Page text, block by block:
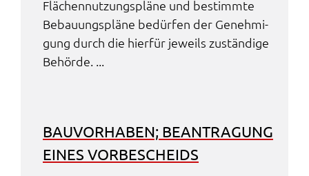
Flächen­nut­zungs­plä­ne und bestimm­te
Bebau­ungs­plä­ne bedür­fen der Geneh­mi­
gung durch die hier­für jeweils zustän­di­ge
Behör­de. ...
BAUVOR­HA­BEN; BEAN­TRA­GUNG
EINES VORBE­SCHEIDS